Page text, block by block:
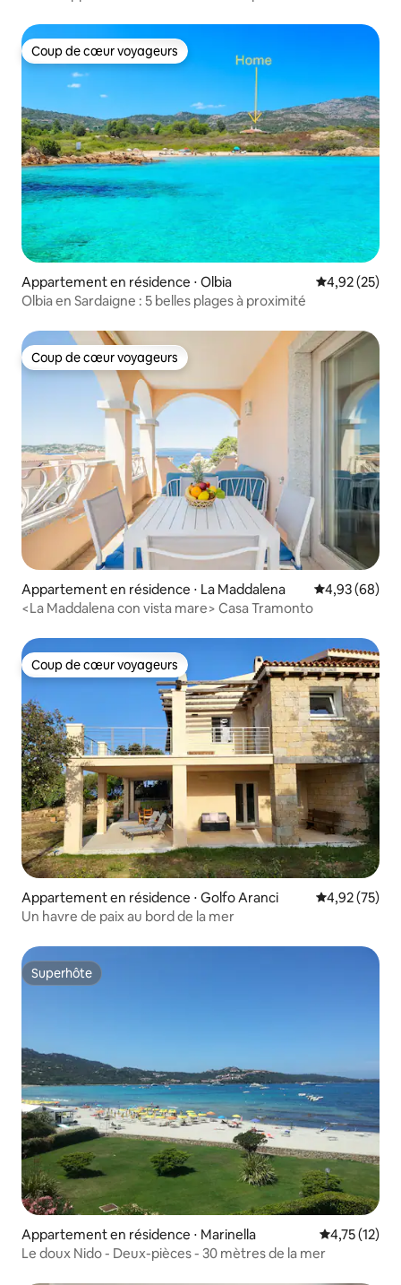
Coup de cœur voyageurs
Coup de cœur voyageurs
Appartement en résidence ⋅ Olbia Évaluation
4,92 (25)
Olbia en Sardaigne : 5 belles plages à proximité
Coup de cœur voyageurs
Coup de cœur voyageurs
Appartement en résidence ⋅ La Maddalena Évaluation
4,93 (68)
<La Maddalena con vista mare> Casa Tramonto
Coup de cœur voyageurs
Coup de cœur voyageurs
Appartement en résidence ⋅ Golfo Aranci Évaluation
4,92 (75)
Un havre de paix au bord de la mer
Superhôte
Superhôte
Appartement en résidence ⋅ Marinella Évaluation
4,75 (12)
Le doux Nido - Deux-pièces - 30 mètres de la mer